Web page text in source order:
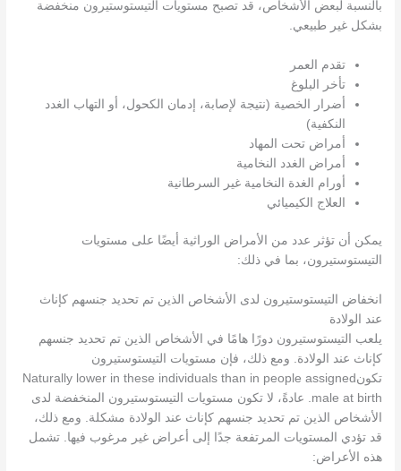
بالنسبة لبعض الأشخاص، قد تصبح مستويات التيستوستيرون منخفضة
بشكل غير طبيعي.
تقدم العمر
تأخر البلوغ
أضرار الخصية (نتيجة لإصابة، إدمان الكحول، أو التهاب الغدد
النكفية)
أمراض تحت المهاد
أمراض الغدد النخامية
أورام الغدة النخامية غير السرطانية
العلاج الكيميائي
يمكن أن تؤثر عدد من الأمراض الوراثية أيضًا على مستويات
التيستوستيرون، بما في ذلك:
انخفاض التيستوستيرون لدى الأشخاص الذين تم تحديد جنسهم كإناث
عند الولادة
يلعب التيستوستيرون دورًا هامًا في الأشخاص الذين تم تحديد جنسهم
كإناث عند الولادة. ومع ذلك، فإن مستويات التيستوستيرون
تكونNaturally lower in these individuals than in people assigned
male at birth. عادةً، لا تكون مستويات التيستوستيرون المنخفضة لدى
الأشخاص الذين تم تحديد جنسهم كإناث عند الولادة مشكلة. ومع ذلك،
قد تؤدي المستويات المرتفعة جدًا إلى أعراض غير مرغوب فيها. تشمل
هذه الأعراض: